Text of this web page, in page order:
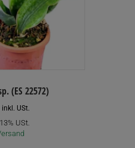
(ES 22572)
inkl. USt.
USt.